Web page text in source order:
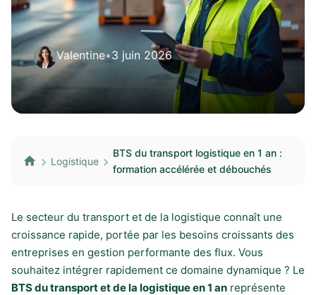
Valentine•3 juin 2026
Logistique
BTS du transport logistique en 1 an :
formation accélérée et débouchés
Le secteur du transport et de la logistique connaît une
croissance rapide, portée par les besoins croissants des
entreprises en gestion performante des flux. Vous
souhaitez intégrer rapidement ce domaine dynamique ? Le
BTS du transport et de la logistique en 1 an représente